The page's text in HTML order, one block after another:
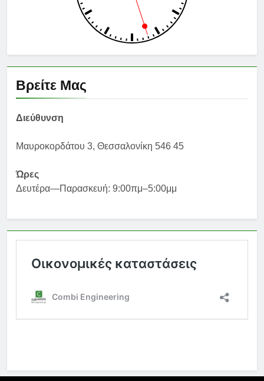
Βρείτε Μας
Διεύθυνση
Μαυροκορδάτου 3, Θεσσαλονίκη 546 45
Ώρες
Δευτέρα—Παρασκευή: 9:00πμ–5:00μμ